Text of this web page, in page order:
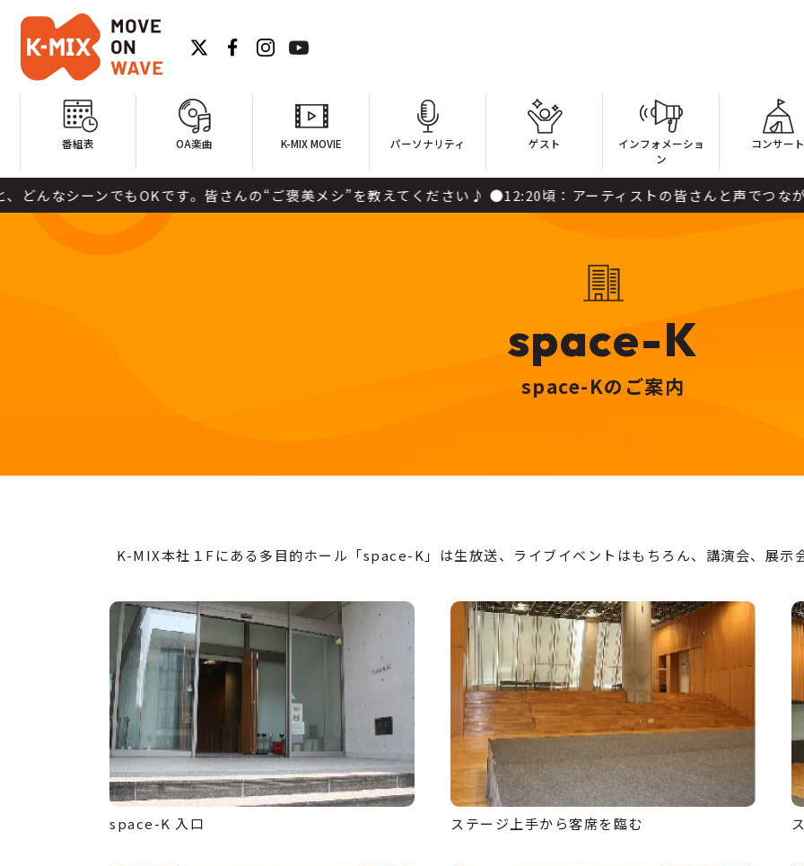
番組表 OA楽曲 K-MIX MOVIE パーソナリティ ゲスト
インフォメーショ
ン
コンサート
です。皆さんの“ご褒美メシ”を教えてください♪ ●12:20頃：アーティストの皆さんと声でつながってい
space-K
space-Kのご案内
K-MIX本社１Fにある多目的ホール「space-K」は生放送、ライブイベントはもちろん、 講演会、展示
space-K 入口 ステージ上手から客席を臨む